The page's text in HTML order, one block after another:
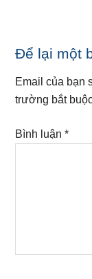
Reader
Để lại một
Email của bạn
trường bắt
Bình luận*